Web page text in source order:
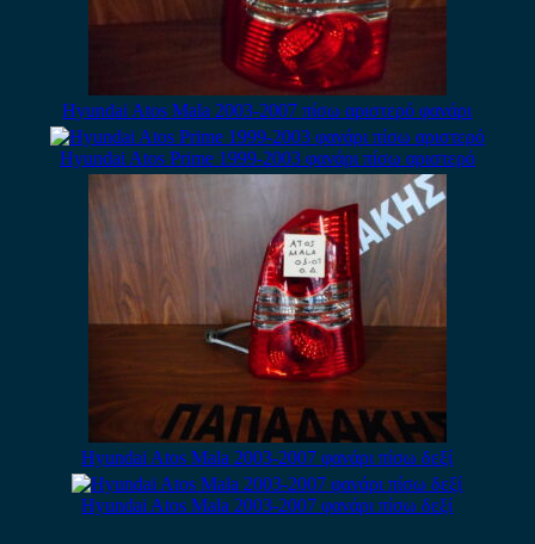
Hyundai Atos Mala 2003-2007 πίσω αριστερό φανάρι
Hyundai Atos Prime 1999-2003 φανάρι πίσω αριστερό
Hyundai Atos Mala 2003-2007 φανάρι πίσω δεξί
Hyundai Atos Mala 2003-2007 φανάρι πίσω δεξί